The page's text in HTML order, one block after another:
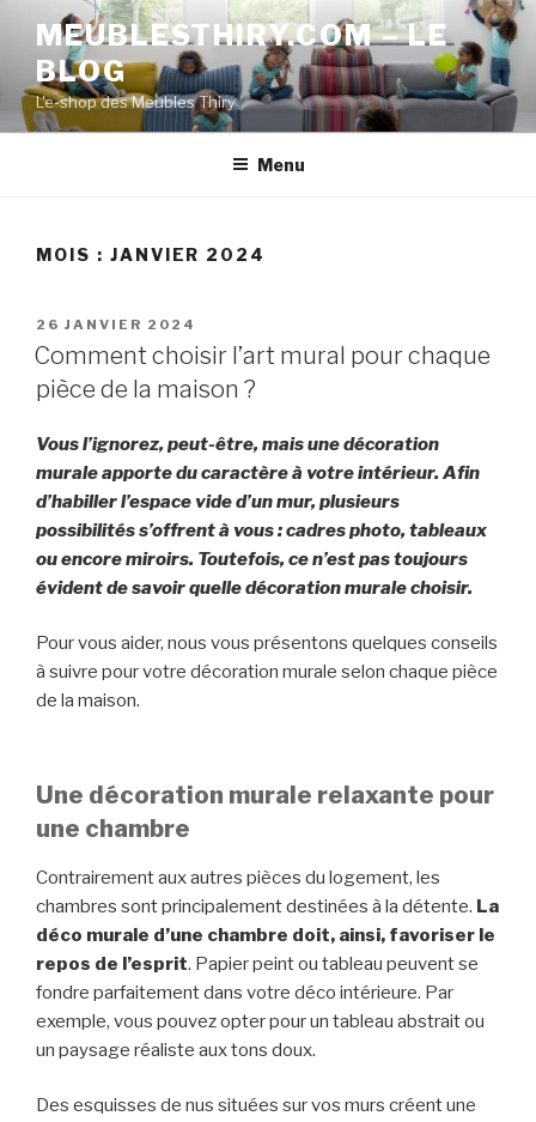
contenu
principal
MEUBLESTHIRY.COM – LE
BLOG
L'e-shop des Meubles Thiry
Menu
MOIS : JANVIER 2024
PUBLIÉ
LE
26 JANVIER 2024
Comment choisir l’art mural pour chaque
pièce de la maison ?
Vous l’ignorez, peut-être, mais une décoration
murale apporte du caractère à votre intérieur. Afin
d’habiller l’espace vide d’un mur, plusieurs
possibilités s’offrent à vous : cadres photo, tableaux
ou encore miroirs. Toutefois, ce n’est pas toujours
évident de savoir quelle décoration murale choisir.
Pour vous aider, nous vous présentons quelques conseils
à suivre pour votre décoration murale selon chaque pièce
de la maison.
Une décoration murale relaxante pour
une chambre
Contrairement aux autres pièces du logement, les
chambres sont principalement destinées à la détente. La
déco murale d’une chambre doit, ainsi, favoriser le
repos de l’esprit. Papier peint ou tableau peuvent se
fondre parfaitement dans votre déco intérieure. Par
exemple, vous pouvez opter pour un tableau abstrait ou
un paysage réaliste aux tons doux.
Des esquisses de nus situées sur vos murs créent une